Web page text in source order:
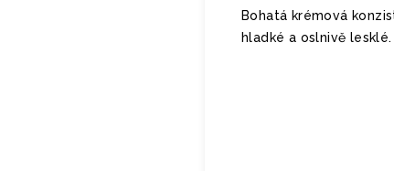
Bohatá krémová
hladké a oslnivě lesklé.